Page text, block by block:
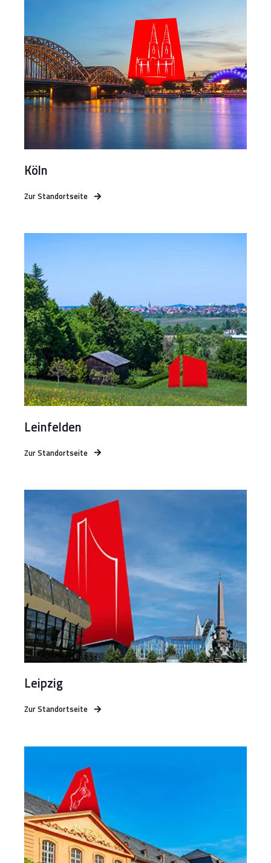
Köln
Zur Standortseite
Leinfelden
Zur Standortseite
Leipzig
Zur Standortseite